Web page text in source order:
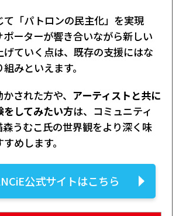
て「パトロンの民主化」を実現
ポーターが響き合いながら新しい
げていく点は、既存の支援にはな
みといえます。
された方や、 アーティストと共に
してみたい方は、コミュニティ
森うむこ氏の世界観をより深く味
めします。
公式サイトはこちら